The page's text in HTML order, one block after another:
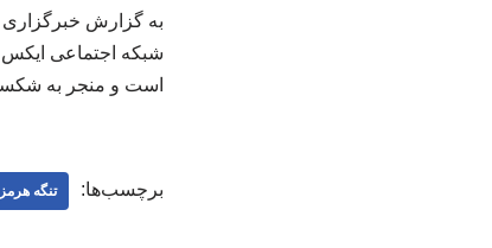
به گزارش خبرگزاری
شبکه اجتماعی
است و منجر به
برچسب‌ها: تنگه هرمز